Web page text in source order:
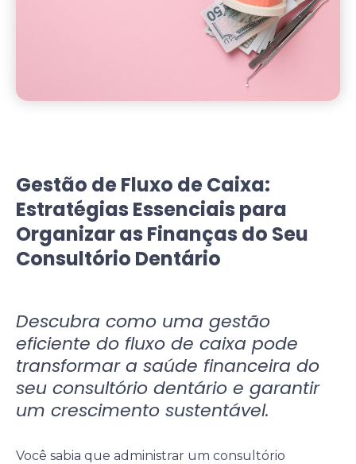
Gestão de Fluxo de Caixa:
Estratégias Essenciais para
Organizar as Finanças do Seu
Consultório Dentário
Descubra como uma gestão
eficiente do fluxo de caixa pode
transformar a saúde financeira do
seu consultório dentário e garantir
um crescimento sustentável.
Você sabia que administrar um consultório